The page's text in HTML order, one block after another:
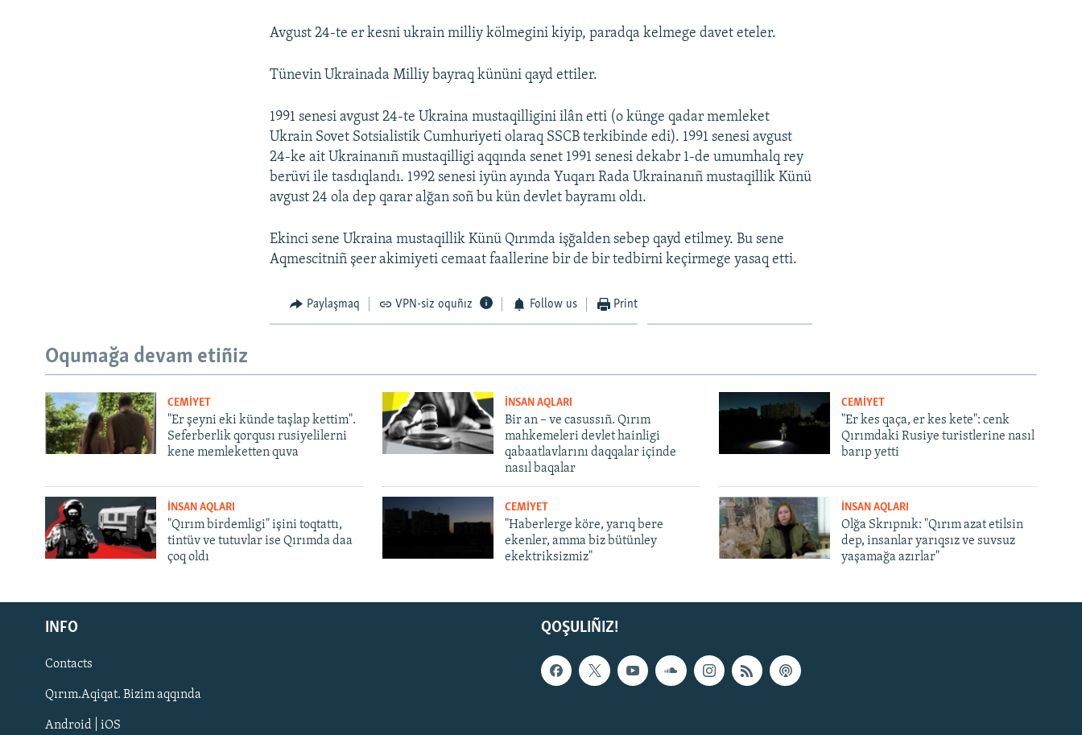
Русский
Українською
QOŞULIÑIZ!
Avgust 24-te er kesni ukrain milliy kölmegini kiyip, paradqa kelmege davet eteler.
Tünevin Ukrainada Milliy bayraq kününi qayd ettiler.
1991 senesi avgust 24-te Ukraina mustaqilligini ilân etti (o künge qadar memleket
Ukrain Sovet Sotsialistik Cumhuriyeti olaraq SSCB terkibinde edi). 1991 senesi avgust
24-ke ait Ukrainanıñ mustaqilligi aqqında senet 1991 senesi dekabr 1-de umumhalq rey
berüvi ile tasdıqlandı. 1992 senesi iyün ayında Yuqarı Rada Ukrainanıñ mustaqillik Künü
avgust 24 ola dep qarar alğan soñ bu kün devlet bayramı oldı.
Ekinci sene Ukraina mustaqillik Künü Qırımda işğalden sebep qayd etilmey. Bu sene
Aqmescitniñ şeer akimiyeti cemaat faallerine bir de bir tedbirni keçirmege yasaq etti.
Paylaşmaq VPN-siz oquñız Follow us Print
Oqumağa devam etiñiz
CEMİYET
"Er şeyni eki künde taşlap kettim".
Seferberlik qorqusı rusiyelilerni
kene memleketten quva
İNSAN AQLARI
Bir an – ve casussıñ. Qırım
mahkemeleri devlet hainligi
qabaatlavlarını daqqalar içinde
nasıl baqalar
CEMİYET
"Er kes qaça, er kes kete": cenk
Qırımdaki Rusiye turistlerine nasıl
barıp yetti
İNSAN AQLARI
"Qırım birdemligi" işini toqtattı,
tintüv ve tutuvlar ise Qırımda daa
çoq oldı
CEMİYET
"Haberlerge köre, yarıq bere
ekenler, amma biz bütünley
ekektriksizmiz"
İNSAN AQLARI
Olğa Skrıpnık: "Qırım azat etilsin
dep, insanlar yarıqsız ve suvsuz
yaşamağa azırlar"
QOŞULIÑIZ!
INFO
Contacts
Qırım.Aqiqat. Bizim aqqında
Android | iOS